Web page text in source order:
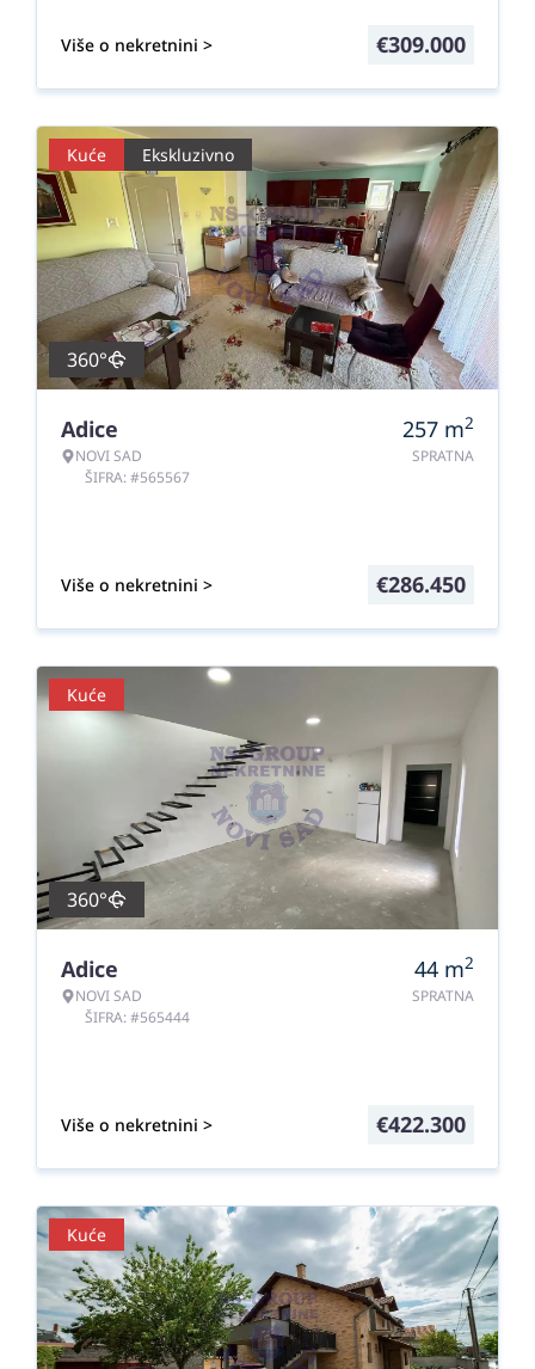
Više o nekretnini > €309.000
Kuće Ekskluzivno
360°
Adice
NOVI SAD
ŠIFRA: #565567
257 m2
SPRATNA
Više o nekretnini > €286.450
Kuće
360°
Adice
NOVI SAD
ŠIFRA: #565444
44 m2
SPRATNA
Više o nekretnini > €422.300
Kuće